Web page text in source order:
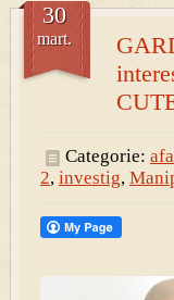
30
mart.
Categorie:
2, investig,